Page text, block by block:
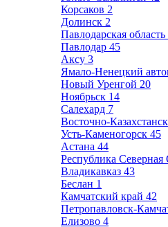
Корсаков 2
Долинск 2
Павлодарская область
Павлодар 45
Аксу 3
Ямало-Ненецкий
Новый Уренгой 20
Ноябрьск 14
Салехард 7
Восточно-
Усть-Каменогорск 45
Астана 44
Республика
Владикавказ 43
Беслан 1
Камчатский край 42
Петропавловск-
Елизово 4